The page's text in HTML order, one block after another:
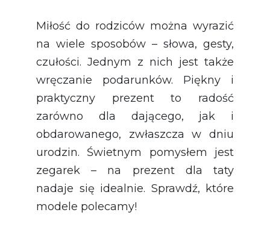
Miłość do rodziców można wyrazić
na wiele sposobów – słowa, gesty,
czułości. Jednym z nich jest także
wręczanie podarunków. Piękny i
praktyczny prezent to radość
zarówno dla dającego, jak i
obdarowanego, zwłaszcza w dniu
urodzin. Świetnym pomysłem jest
zegarek – na prezent dla taty
nadaje się idealnie. Sprawdź, które
modele polecamy!